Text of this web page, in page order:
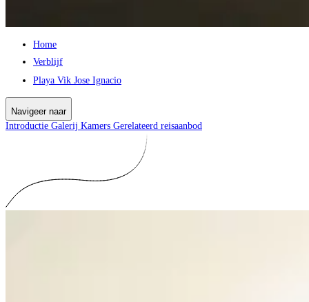
Home
Verblijf
Playa Vik Jose Ignacio
Navigeer naar
Introductie Galerij Kamers Gerelateerd reisaanbod